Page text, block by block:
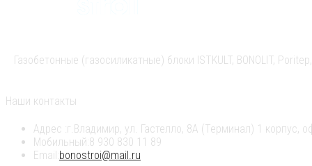
Газобетонные (газосиликатные) блоки ISTKULT, BONOLIT,
Наши контакты
Адрес : г.Владимир, ул. Гастелло, 8А (Терминал) 1 корпус,
Мобильный: 8 930 830 11 89
Email: bonostroi@mail.ru